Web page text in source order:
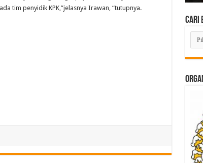
tim penyidik KPK,”jelasnya Irawan, “tutupnya.
Cari
Cari
di